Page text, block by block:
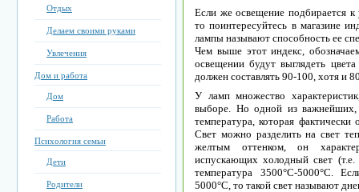
Отдых
Делаем своими руками
Увлечения
Дом и работа
Дом
Работа
Психология семьи
Дети
Родители
Если же освещение подбирается
то поинтересуйтесь в магазине
лампы называют способность ее
Чем выше этот индекс,
освещении будут выглядеть
должен составлять 90-100, хотя и
У ламп множество
выборе. Но одной из важнейших,
температура, которая фактически
Свет можно разделить на свет
желтым оттенком, он
испускающих холодный свет (т.е.
температура 3500°С-5000°С.
5000°С, то такой свет называют